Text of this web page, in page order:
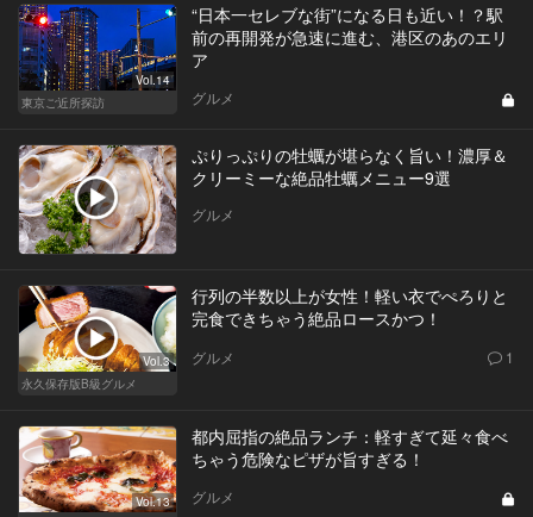
Vol.14
東京ご近所探訪
“日本一セレブな街”になる日も近い！？駅
前の再開発が急速に進む、港区のあのエリ
ア
グルメ
ぷりっぷりの牡蠣が堪らなく旨い！濃厚＆
クリーミーな絶品牡蠣メニュー9選
グルメ
Vol.3
永久保存版B級グルメ
行列の半数以上が女性！軽い衣でぺろりと
完食できちゃう絶品ロースかつ！
グルメ 1
Vol.13
都内屈指の絶品ランチ：軽すぎて延々食べ
ちゃう危険なピザが旨すぎる！
グルメ